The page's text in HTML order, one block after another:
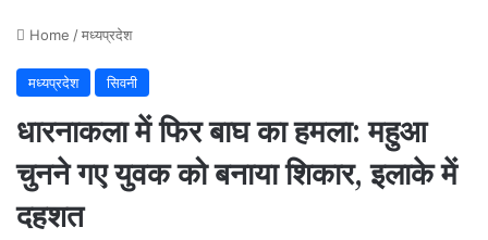
Home /मध्यप्रदेश
मध्यप्रदेश सिवनी
धारनाकला में फिर बाघ का हमला: महुआ
चुनने गए युवक को बनाया शिकार, इलाके में
दहशत